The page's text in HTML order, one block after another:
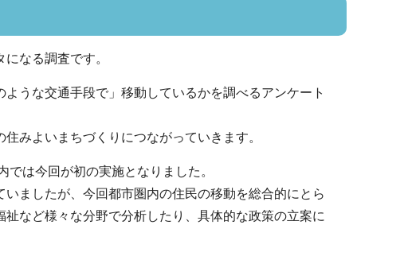
なる調査です。
うな交通手段で」移動しているかを調べるアンケート
みよいまちづくりにつながっていきます。
は今回が初の実施となりました。
ましたが、今回都市圏内の住民の移動を総合的にとら
など様々な分野で分析したり、具体的な政策の立案に